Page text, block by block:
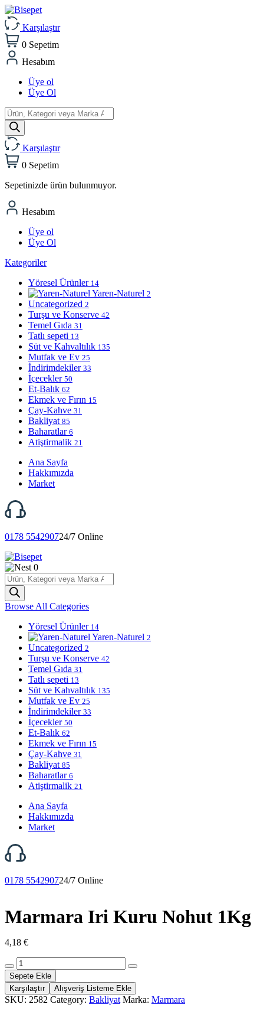
Karşılaştır
0 Sepetim
Hesabım
Üye ol
Üye Ol
Products
search
Karşılaştır
0 Sepetim
Sepetinizde ürün bulunmuyor.
Hesabım
Üye ol
Üye Ol
Kategoriler
Yöresel Ürünler 14
Yaren-Naturel 2
Uncategorized 2
Turşu ve Konserve 42
Temel Gıda 31
Tatlı sepeti 13
Süt ve Kahvaltılık 135
Mutfak ve Ev 25
İndirimdekiler 33
İçecekler 50
Et-Balık 62
Ekmek ve Fırın 15
Çay-Kahve 31
Bakliyat 85
Baharatlar 6
Atiştirmalik 21
Ana Sayfa
Hakkımızda
Market
0178 554290724/7 Online
0
Products
search
Browse All Categories
Yöresel Ürünler 14
Yaren-Naturel 2
Uncategorized 2
Turşu ve Konserve 42
Temel Gıda 31
Tatlı sepeti 13
Süt ve Kahvaltılık 135
Mutfak ve Ev 25
İndirimdekiler 33
İçecekler 50
Et-Balık 62
Ekmek ve Fırın 15
Çay-Kahve 31
Bakliyat 85
Baharatlar 6
Atiştirmalik 21
Ana Sayfa
Hakkımızda
Market
0178 554290724/7 Online
Marmara Iri Kuru Nohut 1Kg
4,18 €
Marmara
Iri
Kuru
Nohut
1Kg
Sepete Ekle
Karşılaştır
Alışveriş Listeme Ekle
SKU: 2582 Category: Bakliyat Marka: Marmara